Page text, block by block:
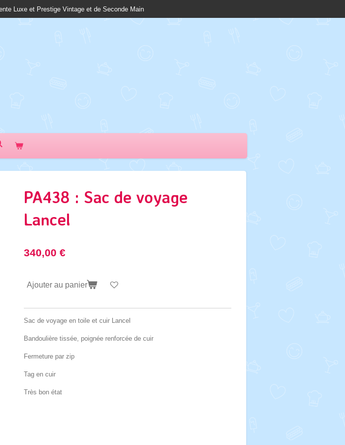
Luxe et Prestige Vintage et de Seconde Main
PA438 : Sac de voyage
Lancel
340,00 €
Ajouter au panier
Sac de voyage en toile et cuir Lancel
Bandoulière tissée, poignée renforcée de cuir
Fermeture par zip
Tag en cuir
Très bon état